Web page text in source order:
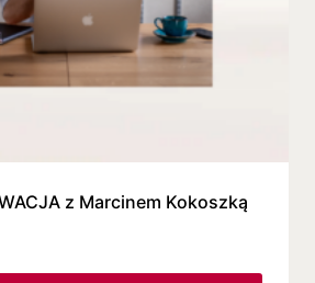
z Marcinem Kokoszką